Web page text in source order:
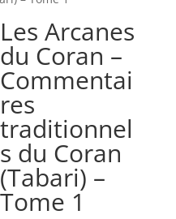
Les Arcanes
du Coran –
Commentai
res
traditionnel
s du Coran
(Tabari) –
Tome 1